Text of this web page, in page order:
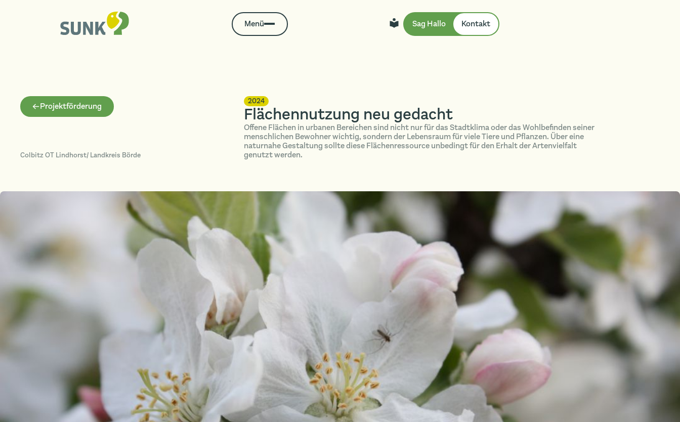
Menü Sag Hallo Kontakt
Projektförderung
Colbitz OT Lindhorst/ Landkreis Börde
2024
Flächennutzung neu gedacht
Offene Flächen in urbanen Bereichen sind nicht nur für das Stadtklima oder das Wohlbefinden seiner
menschlichen Bewohner wichtig, sondern der Lebensraum für viele Tiere und Pflanzen. Über eine
naturnahe Gestaltung sollte diese Flächenressource unbedingt für den Erhalt der Artenvielfalt
genutzt werden.